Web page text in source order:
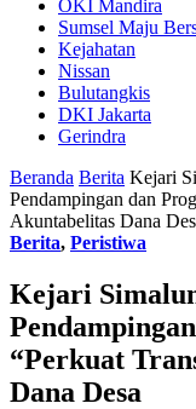
OKI Mandira
Sumsel Maju
Kejahatan
Nissan
Bulutangkis
DKI Jakarta
Gerindra
Beranda Berita Kejari
Pendampingan dan
Akuntabelitas Dana
Berita, Peristiwa
Kejari
“Perkuat
Dana Desa